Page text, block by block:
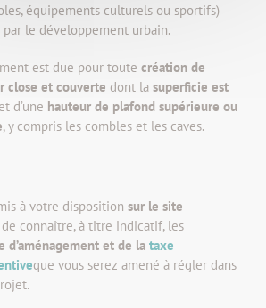
équipements culturels ou sportifs)
par le développement urbain.
est due pour toute création de
close et couverte dont la superficie est
et d’une hauteur de plafond supérieure ou
, y compris les combles et les caves.
à votre disposition sur le site
connaître, à titre indicatif, les
d’aménagement et de la taxe
que vous serez amené à régler dans